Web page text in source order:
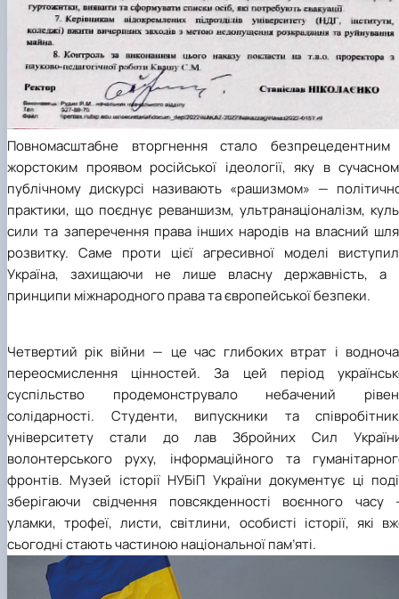
Повномасштабне вторгнення стало безпрецедентним
жорстоким проявом російської ідеології, яку в
публічному дискурсі називають «рашизмом» —
практики, що поєднує реваншизм, ультранаціоналізм,
сили та заперечення права інших народів на власний
розвитку. Саме проти цієї агресивної моделі
Україна, захищаючи не лише власну державність, а
принципи міжнародного права та європейської безпеки.
Четвертий рік війни — це час глибоких втрат і
переосмислення цінностей. За цей період
суспільство продемонструвало небачений
солідарності. Студенти, випускники та
університету стали до лав Збройних Сил
волонтерського руху, інформаційного та
фронтів. Музей історії НУБіП України документує ці
зберігаючи свідчення повсякденності воєнного часу
уламки, трофеї, листи, світлини, особисті історії, які
сьогодні стають частиною національної пам’яті.